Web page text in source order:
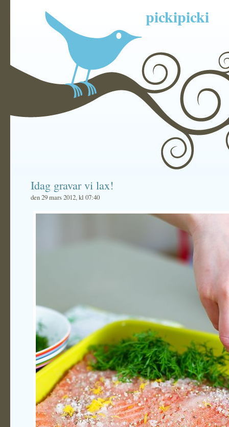
pickipicki
Idag gravar vi lax!
den 29 mars 2012, kl 07:40